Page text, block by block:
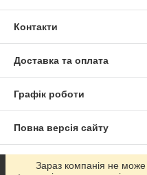
Контакти
Доставка та оплата
Графік роботи
Повна версія сайту
Сайт створено на
Зараз компанія не